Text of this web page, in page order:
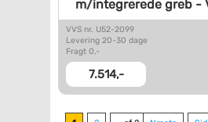
m/integrerede greb -
VVS nr. U52-2099
Levering 20-30 dage
Fragt 0,-
7.514,-